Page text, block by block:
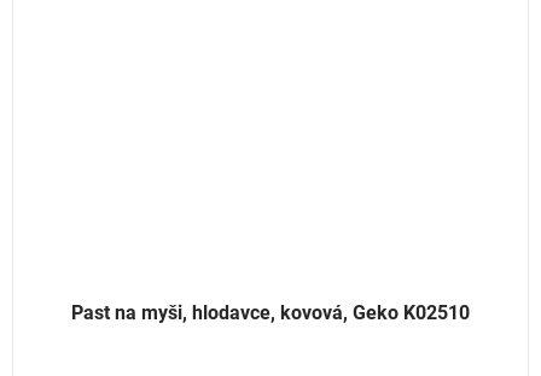
Past na myši, hlodavce, kovová, Geko K02510